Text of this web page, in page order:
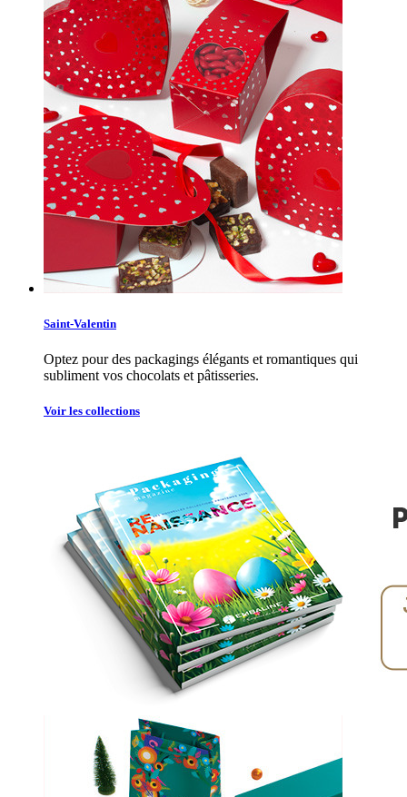
Saint-Valentin
Optez pour des packagings élégants et romantiques qui
subliment vos chocolats et pâtisseries.
Voir les collections